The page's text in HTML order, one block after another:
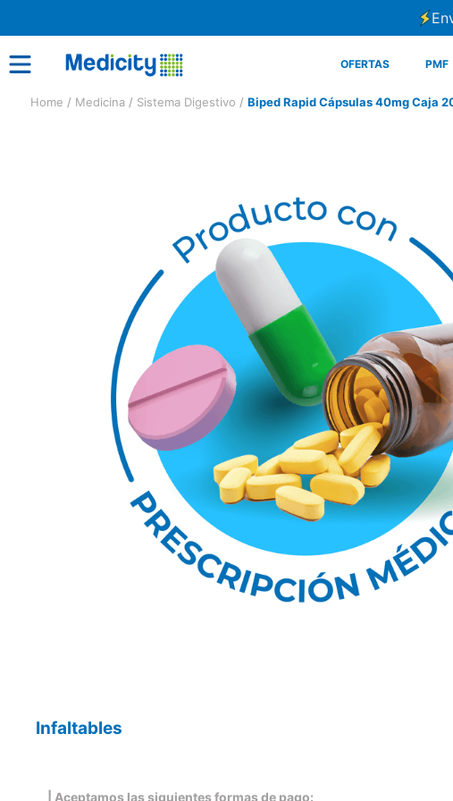
OFERTAS PMF
Medicina Sistema Digestivo Biped Rapid Cápsulas 40mg Caja
Infaltables
| Aceptamos las siguientes formas de pago: